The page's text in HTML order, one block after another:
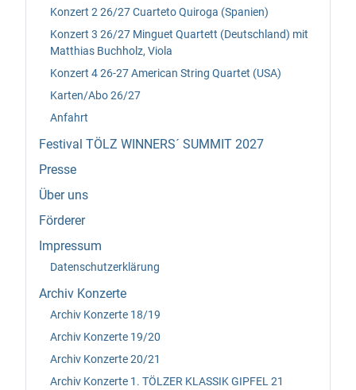
Konzert 2 26/27 Cuarteto Quiroga (Spanien)
Konzert 3 26/27 Minguet Quartett (Deutschland) mit
Matthias Buchholz, Viola
Konzert 4 26-27 American String Quartet (USA)
Karten/Abo 26/27
Anfahrt
Festival TÖLZ WINNERS´ SUMMIT 2027
Presse
Über uns
Förderer
Impressum
Datenschutzerklärung
Archiv Konzerte
Archiv Konzerte 18/19
Archiv Konzerte 19/20
Archiv Konzerte 20/21
Archiv Konzerte 1. TÖLZER KLASSIK GIPFEL 21